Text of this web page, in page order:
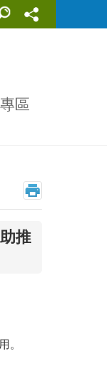
區
推
。